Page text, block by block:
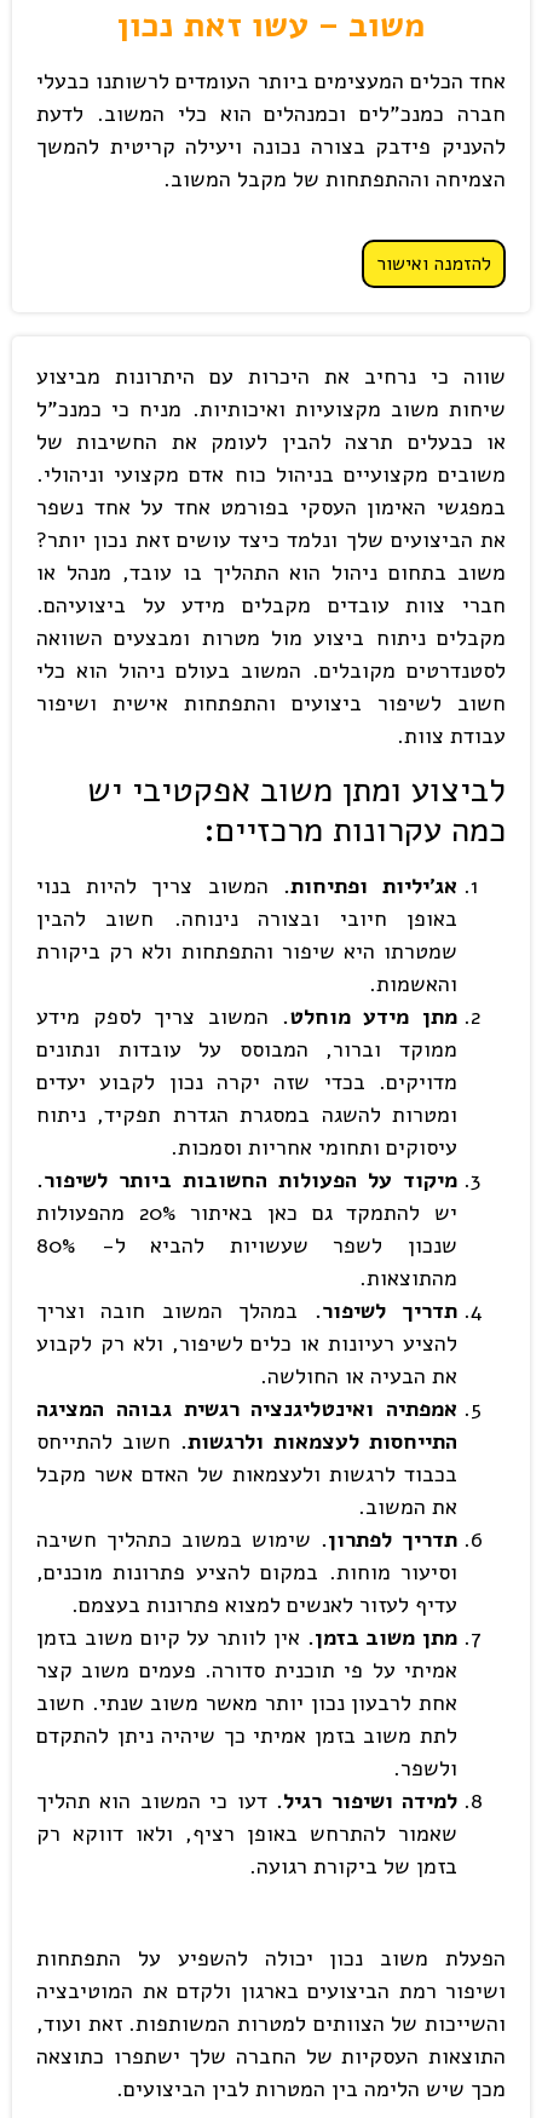
משוב – עשו זאת נכון
אחד הכלים המעצימים ביותר העומדים לרשותנו כבעלי
חברה כמנכ"לים וכמנהלים הוא כלי המשוב. לדעת
להעניק פידבק בצורה נכונה ויעילה קריטית להמשך
הצמיחה וההתפתחות של מקבל המשוב.
להזמנה ואישור
שווה כי נרחיב את היכרות עם היתרונות מביצוע
שיחות משוב מקצועיות ואיכותיות. מניח כי כמנכ"ל
או כבעלים תרצה להבין לעומק את החשיבות של
משובים מקצועיים בניהול כוח אדם מקצועי וניהולי.
במפגשי האימון העסקי בפורמט אחד על אחד נשפר
את הביצועים שלך ונלמד כיצד עושים זאת נכון יותר?
משוב בתחום ניהול הוא התהליך בו עובד, מנהל או
חברי צוות עובדים מקבלים מידע על ביצועיהם.
מקבלים ניתוח ביצוע מול מטרות ומבצעים השוואה
לסטנדרטים מקובלים. המשוב בעולם ניהול הוא כלי
חשוב לשיפור ביצועים והתפתחות אישית ושיפור
עבודת צוות.
לביצוע ומתן משוב אפקטיבי יש
כמה עקרונות מרכזיים:
אג'יליות ופתיחות. המשוב צריך להיות בנוי
באופן חיובי ובצורה נינוחה. חשוב להבין
שמטרתו היא שיפור והתפתחות ולא רק ביקורת
והאשמות.
מתן מידע מוחלט. המשוב צריך לספק מידע
ממוקד וברור, המבוסס על עובדות ונתונים
מדויקים. בכדי שזה יקרה נכון לקבוע יעדים
ומטרות להשגה במסגרת הגדרת תפקיד, ניתוח
עיסוקים ותחומי אחריות וסמכות.
מיקוד על הפעולות החשובות ביותר לשיפור.
יש להתמקד גם כאן באיתור 20% מהפעולות
שנכון לשפר שעשויות להביא ל- 80%
מהתוצאות.
תדריך לשיפור. במהלך המשוב חובה וצריך
להציע רעיונות או כלים לשיפור, ולא רק לקבוע
את הבעיה או החולשה.
אמפתיה ואינטליגנציה רגשית גבוהה המציגה
התייחסות לעצמאות ולרגשות. חשוב להתייחס
בכבוד לרגשות ולעצמאות של האדם אשר מקבל
את המשוב.
תדריך לפתרון. שימוש במשוב כתהליך חשיבה
וסיעור מוחות. במקום להציע פתרונות מוכנים,
עדיף לעזור לאנשים למצוא פתרונות בעצמם.
מתן משוב בזמן. אין לוותר על קיום משוב בזמן
אמיתי על פי תוכנית סדורה. פעמים משוב קצר
אחת לרבעון נכון יותר מאשר משוב שנתי. חשוב
לתת משוב בזמן אמיתי כך שיהיה ניתן להתקדם
ולשפר.
למידה ושיפור רגיל.דעו כי המשוב הוא תהליך
שאמור להתרחש באופן רציף, ולאו דווקא רק
בזמן של ביקורת רגועה.
הפעלת משוב נכון יכולה להשפיע על התפתחות
ושיפור רמת הביצועים בארגון ולקדם את המוטיבציה
והשייכות של הצוותים למטרות המשותפות. זאת ועוד,
התוצאות העסקיות של החברה שלך ישתפרו כתוצאה
מכך שיש הלימה בין המטרות לבין הביצועים.